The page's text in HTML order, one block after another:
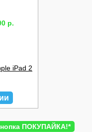
р.
iPad 2
ПОКУПАЙКА!*